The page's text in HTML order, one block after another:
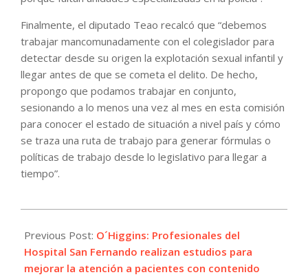
Finalmente, el diputado Teao recalcó que “debemos
trabajar mancomunadamente con el colegislador para
detectar desde su origen la explotación sexual infantil y
llegar antes de que se cometa el delito. De hecho,
propongo que podamos trabajar en conjunto,
sesionando a lo menos una vez al mes en esta comisión
para conocer el estado de situación a nivel país y cómo
se traza una ruta de trabajo para generar fórmulas o
políticas de trabajo desde lo legislativo para llegar a
tiempo”.
11-
10
Previous Post: O´Higgins: Profesionales del
Hospital San Fernando realizan estudios para
mejorar la atención a pacientes con contenido